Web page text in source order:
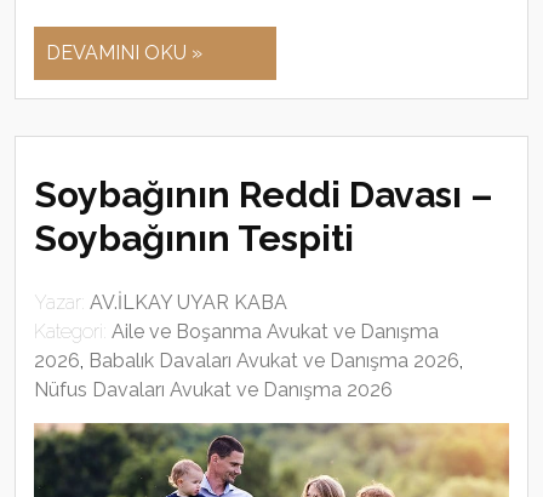
DEVAMINI OKU »
Soybağının Reddi Davası –
Soybağının Tespiti
Yazar: AV.İLKAY UYAR KABA
Kategori: Aile ve Boşanma Avukat ve Danışma
2026, Babalık Davaları Avukat ve Danışma 2026,
Nüfus Davaları Avukat ve Danışma 2026